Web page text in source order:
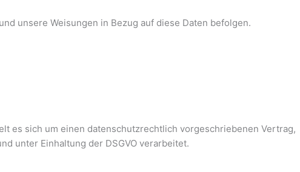
unsere Weisungen in Bezug auf diese Daten befolgen.
es sich um einen datenschutzrechtlich vorgeschriebenen Vertrag,
unter Einhaltung der DSGVO verarbeitet.